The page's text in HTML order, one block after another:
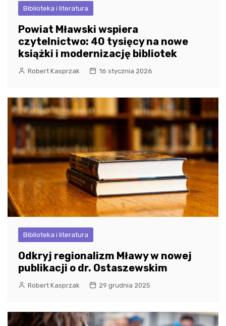
Biblioteka i literatura
Powiat Mławski wspiera
czytelnictwo: 40 tysięcy na nowe
książki i modernizację bibliotek
Robert Kasprzak 16 stycznia 2026
Biblioteka i literatura
Odkryj regionalizm Mławy w nowej
publikacji o dr. Ostaszewskim
Robert Kasprzak 29 grudnia 2025